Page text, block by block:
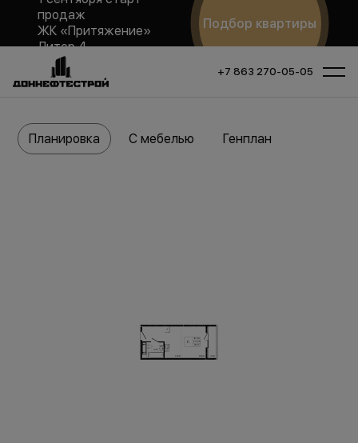
продаж
ЖК «Притяжение»
Литер 4
Подбор квартиры
+7 863 270-05-05
Планировка С мебелью Генплан